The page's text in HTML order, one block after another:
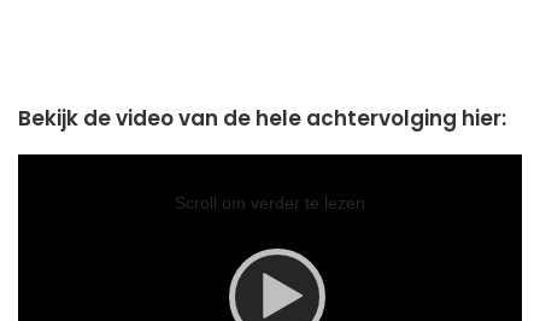
Bekijk de video van de hele achtervolging hier:
Scroll om verder te lezen